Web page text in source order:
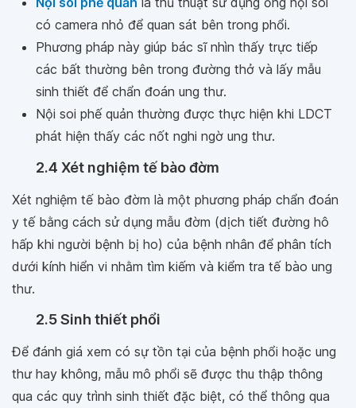
có camera nhỏ để quan sát bên trong phổi.
Phương pháp này giúp bác sĩ nhìn thấy trực tiếp
các bất thường bên trong đường thở và lấy mẫu
sinh thiết để chẩn đoán ung thư.
Nội soi phế quản thường được thực hiện khi LDCT
phát hiện thấy các nốt nghi ngờ ung thư.
2.4 Xét nghiệm tế bào đờm
Xét nghiệm tế bào đờm là một phương pháp chẩn đoán
y tế bằng cách sử dụng mẫu đờm (dịch tiết đường hô
hấp khi người bệnh bị ho) của bệnh nhân để phân tích
dưới kính hiển vi nhằm tìm kiếm và kiểm tra tế bào ung
thư.
2.5 Sinh thiết phổi
Để đánh giá xem có sự tồn tại của bệnh phổi hoặc ung
thư hay không, mẫu mô phổi sẽ được thu thập thông
qua các quy trình sinh thiết đặc biệt, có thể thông qua